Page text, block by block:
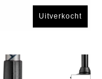
Uitverkocht